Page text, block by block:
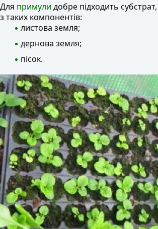
Для примули добре підходить
з таких компонентів:
листова земля;
дернова земля;
пісок.